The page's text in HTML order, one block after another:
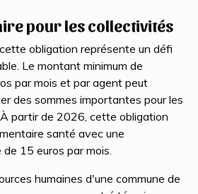
pour les collectivités
obligation représente un défi
Le montant minimum de
par mois et par agent peut
des sommes importantes pour les
partir de 2026, cette obligation
santé avec une
15 euros par mois.
humaines d'une commune de